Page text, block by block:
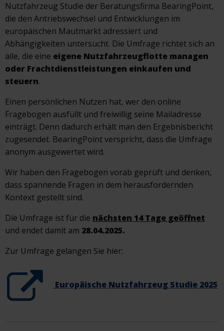
Nutzfahrzeug Studie der Beratungsfirma BearingPoint,
die den Antriebswechsel und Entwicklungen im
europäischen Mautmarkt adressiert und
Abhängigkeiten untersucht. Die Umfrage richtet sich an
alle, die eine eigene Nutzfahrzeugflotte managen
oder Frachtdienstleistungen einkaufen und
steuern.
Einen persönlichen Nutzen hat, wer den online
Fragebogen ausfüllt und freiwillig seine Mailadresse
einträgt. Denn dadurch erhält man den Ergebnisbericht
zugesendet. BearingPoint verspricht, dass die Umfrage
anonym ausgewertet wird.
Wir haben den Fragebogen vorab geprüft und denken,
dass spannende Fragen in dem herausfordernden
Kontext gestellt sind.
Die Umfrage ist für die nächsten 14 Tage geöffnet
und endet damit am 28.04.2025.
Zur Umfrage gelangen Sie hier:
Europäische Nutzfahrzeug Studie 2025